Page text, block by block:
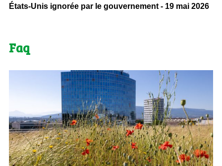
États-Unis ignorée par le gouvernement - 19 mai 2026
Faq